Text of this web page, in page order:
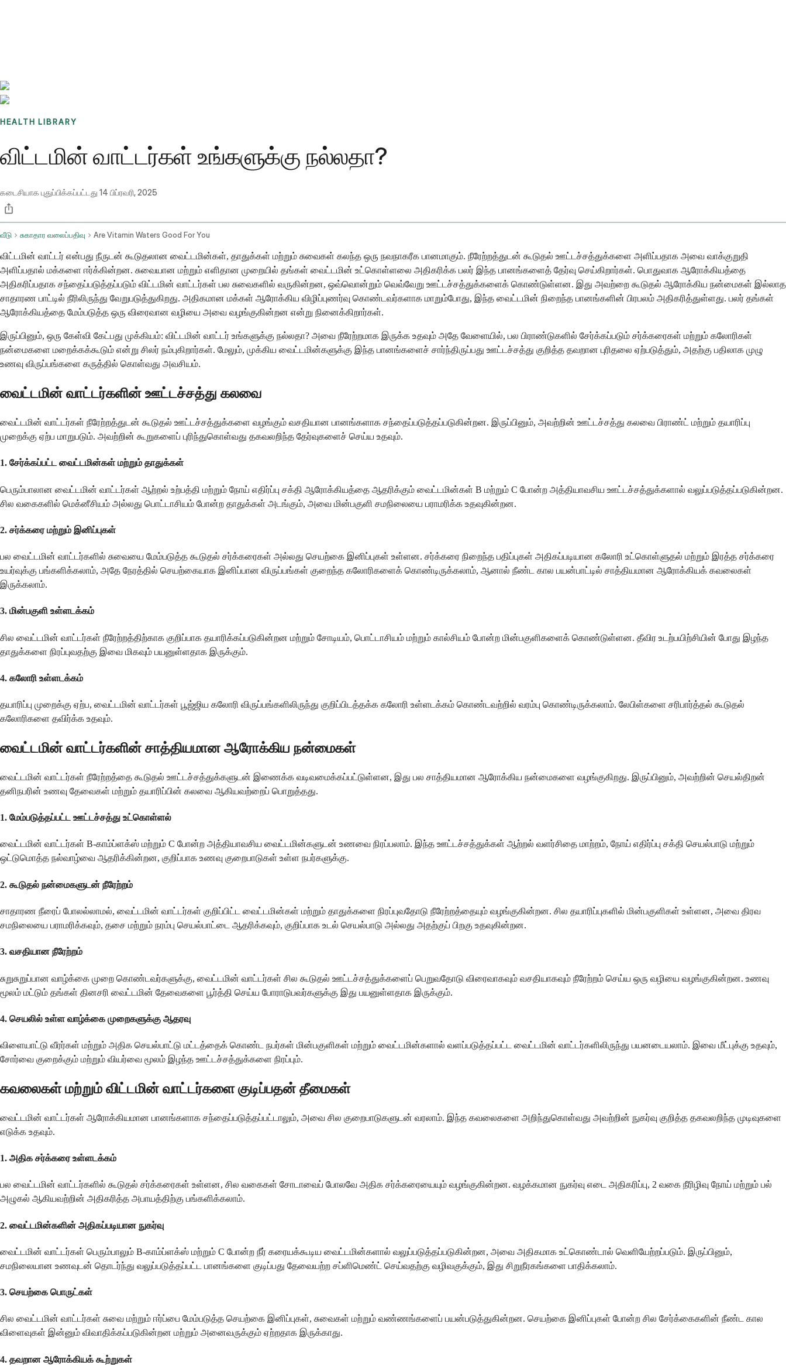
HEALTH LIBRARY
விட்டமின் வாட்டர்கள் உங்களுக்கு நல்லதா?
கடைசியாக புதுப்பிக்கப்பட்டது 14 பிப்ரவரி, 2025
வீடு சுகாதார வலைப்பதிவு Are Vitamin Waters Good For You
விட்டமின் வாட்டர் என்பது நீருடன் கூடுதலான வைட்டமின்கள், தாதுக்கள் மற்றும் சுவைகள் கலந்த ஒரு நவநாகரீக பானமாகும். நீரேற்றத்துடன் கூடுதல் ஊட்டச்சத்துக்களை அளிப்பதாக அவை வாக்குறுதி
அளிப்பதால் மக்களை ஈர்க்கின்றன. சுவையான மற்றும் எளிதான முறையில் தங்கள் வைட்டமின் உட்கொள்ளலை அதிகரிக்க பலர் இந்த பானங்களைத் தேர்வு செய்கிறார்கள். பொதுவாக ஆரோக்கியத்தை
அதிகரிப்பதாக சந்தைப்படுத்தப்படும் விட்டமின் வாட்டர்கள் பல சுவைகளில் வருகின்றன, ஒவ்வொன்றும் வெவ்வேறு ஊட்டச்சத்துக்களைக் கொண்டுள்ளன. இது அவற்றை கூடுதல் ஆரோக்கிய நன்மைகள் இல்லாத
சாதாரண பாட்டில் நீரிலிருந்து வேறுபடுத்துகிறது. அதிகமான மக்கள் ஆரோக்கிய விழிப்புணர்வு கொண்டவர்களாக மாறும்போது, இந்த வைட்டமின் நிறைந்த பானங்களின் பிரபலம் அதிகரித்துள்ளது. பலர் தங்கள்
ஆரோக்கியத்தை மேம்படுத்த ஒரு விரைவான வழியை அவை வழங்குகின்றன என்று நினைக்கிறார்கள்.
இருப்பினும், ஒரு கேள்வி கேட்பது முக்கியம்: விட்டமின் வாட்டர் உங்களுக்கு நல்லதா? அவை நீரேற்றமாக இருக்க உதவும் அதே வேளையில், பல பிராண்டுகளில் சேர்க்கப்படும் சர்க்கரைகள் மற்றும் கலோரிகள்
நன்மைகளை மறைக்கக்கூடும் என்று சிலர் நம்புகிறார்கள். மேலும், முக்கிய வைட்டமின்களுக்கு இந்த பானங்களைச் சார்ந்திருப்பது ஊட்டச்சத்து குறித்த தவறான புரிதலை ஏற்படுத்தும், அதற்கு பதிலாக முழு
உணவு விருப்பங்களை கருத்தில் கொள்வது அவசியம்.
வைட்டமின் வாட்டர்களின் ஊட்டச்சத்து கலவை
வைட்டமின் வாட்டர்கள் நீரேற்றத்துடன் கூடுதல் ஊட்டச்சத்துக்களை வழங்கும் வசதியான பானங்களாக சந்தைப்படுத்தப்படுகின்றன. இருப்பினும், அவற்றின் ஊட்டச்சத்து கலவை பிராண்ட் மற்றும் தயாரிப்பு
முறைக்கு ஏற்ப மாறுபடும். அவற்றின் கூறுகளைப் புரிந்துகொள்வது தகவலறிந்த தேர்வுகளைச் செய்ய உதவும்.
1. சேர்க்கப்பட்ட வைட்டமின்கள் மற்றும் தாதுக்கள்
பெரும்பாலான வைட்டமின் வாட்டர்கள் ஆற்றல் உற்பத்தி மற்றும் நோய் எதிர்ப்பு சக்தி ஆரோக்கியத்தை ஆதரிக்கும் வைட்டமின்கள் B மற்றும் C போன்ற அத்தியாவசிய ஊட்டச்சத்துக்களால் வலுப்படுத்தப்படுகின்றன.
சில வகைகளில் மெக்னீசியம் அல்லது பொட்டாசியம் போன்ற தாதுக்கள் அடங்கும், அவை மின்பகுளி சமநிலையை பராமரிக்க உதவுகின்றன.
2. சர்க்கரை மற்றும் இனிப்புகள்
பல வைட்டமின் வாட்டர்களில் சுவையை மேம்படுத்த கூடுதல் சர்க்கரைகள் அல்லது செயற்கை இனிப்புகள் உள்ளன. சர்க்கரை நிறைந்த பதிப்புகள் அதிகப்படியான கலோரி உட்கொள்ளுதல் மற்றும் இரத்த சர்க்கரை
உயர்வுக்கு பங்களிக்கலாம், அதே நேரத்தில் செயற்கையாக இனிப்பான விருப்பங்கள் குறைந்த கலோரிகளைக் கொண்டிருக்கலாம், ஆனால் நீண்ட கால பயன்பாட்டில் சாத்தியமான ஆரோக்கியக் கவலைகள்
இருக்கலாம்.
3. மின்பகுளி உள்ளடக்கம்
சில வைட்டமின் வாட்டர்கள் நீரேற்றத்திற்காக குறிப்பாக தயாரிக்கப்படுகின்றன மற்றும் சோடியம், பொட்டாசியம் மற்றும் கால்சியம் போன்ற மின்பகுளிகளைக் கொண்டுள்ளன. தீவிர உடற்பயிற்சியின் போது இழந்த
தாதுக்களை நிரப்புவதற்கு இவை மிகவும் பயனுள்ளதாக இருக்கும்.
4. கலோரி உள்ளடக்கம்
தயாரிப்பு முறைக்கு ஏற்ப, வைட்டமின் வாட்டர்கள் பூஜ்ஜிய கலோரி விருப்பங்களிலிருந்து குறிப்பிடத்தக்க கலோரி உள்ளடக்கம் கொண்டவற்றில் வரம்பு கொண்டிருக்கலாம். லேபிள்களை சரிபார்த்தல் கூடுதல்
கலோரிகளை தவிர்க்க உதவும்.
வைட்டமின் வாட்டர்களின் சாத்தியமான ஆரோக்கிய நன்மைகள்
வைட்டமின் வாட்டர்கள் நீரேற்றத்தை கூடுதல் ஊட்டச்சத்துக்களுடன் இணைக்க வடிவமைக்கப்பட்டுள்ளன, இது பல சாத்தியமான ஆரோக்கிய நன்மைகளை வழங்குகிறது. இருப்பினும், அவற்றின் செயல்திறன்
தனிநபரின் உணவு தேவைகள் மற்றும் தயாரிப்பின் கலவை ஆகியவற்றைப் பொறுத்தது.
1. மேம்படுத்தப்பட்ட ஊட்டச்சத்து உட்கொள்ளல்
வைட்டமின் வாட்டர்கள் B-காம்ப்ளக்ஸ் மற்றும் C போன்ற அத்தியாவசிய வைட்டமின்களுடன் உணவை நிரப்பலாம். இந்த ஊட்டச்சத்துக்கள் ஆற்றல் வளர்சிதை மாற்றம், நோய் எதிர்ப்பு சக்தி செயல்பாடு மற்றும்
ஒட்டுமொத்த நல்வாழ்வை ஆதரிக்கின்றன, குறிப்பாக உணவு குறைபாடுகள் உள்ள நபர்களுக்கு.
2. கூடுதல் நன்மைகளுடன் நீரேற்றம்
சாதாரண நீரைப் போலல்லாமல், வைட்டமின் வாட்டர்கள் குறிப்பிட்ட வைட்டமின்கள் மற்றும் தாதுக்களை நிரப்புவதோடு நீரேற்றத்தையும் வழங்குகின்றன. சில தயாரிப்புகளில் மின்பகுளிகள் உள்ளன, அவை திரவ
சமநிலையை பராமரிக்கவும், தசை மற்றும் நரம்பு செயல்பாட்டை ஆதரிக்கவும், குறிப்பாக உடல் செயல்பாடு அல்லது அதற்குப் பிறகு உதவுகின்றன.
3. வசதியான நீரேற்றம்
சுறுசுறுப்பான வாழ்க்கை முறை கொண்டவர்களுக்கு, வைட்டமின் வாட்டர்கள் சில கூடுதல் ஊட்டச்சத்துக்களைப் பெறுவதோடு விரைவாகவும் வசதியாகவும் நீரேற்றம் செய்ய ஒரு வழியை வழங்குகின்றன. உணவு
மூலம் மட்டும் தங்கள் தினசரி வைட்டமின் தேவைகளை பூர்த்தி செய்ய போராடுபவர்களுக்கு இது பயனுள்ளதாக இருக்கும்.
4. செயலில் உள்ள வாழ்க்கை முறைகளுக்கு ஆதரவு
விளையாட்டு வீரர்கள் மற்றும் அதிக செயல்பாட்டு மட்டத்தைக் கொண்ட நபர்கள் மின்பகுளிகள் மற்றும் வைட்டமின்களால் வளப்படுத்தப்பட்ட வைட்டமின் வாட்டர்களிலிருந்து பயனடையலாம். இவை மீட்புக்கு உதவும்,
சோர்வை குறைக்கும் மற்றும் வியர்வை மூலம் இழந்த ஊட்டச்சத்துக்களை நிரப்பும்.
கவலைகள் மற்றும் விட்டமின் வாட்டர்களை குடிப்பதன் தீமைகள்
வைட்டமின் வாட்டர்கள் ஆரோக்கியமான பானங்களாக சந்தைப்படுத்தப்பட்டாலும், அவை சில குறைபாடுகளுடன் வரலாம். இந்த கவலைகளை அறிந்துகொள்வது அவற்றின் நுகர்வு குறித்த தகவலறிந்த முடிவுகளை
எடுக்க உதவும்.
1. அதிக சர்க்கரை உள்ளடக்கம்
பல வைட்டமின் வாட்டர்களில் கூடுதல் சர்க்கரைகள் உள்ளன, சில வகைகள் சோடாவைப் போலவே அதிக சர்க்கரையையும் வழங்குகின்றன. வழக்கமான நுகர்வு எடை அதிகரிப்பு, 2 வகை நீரிழிவு நோய் மற்றும் பல்
அழுகல் ஆகியவற்றின் அதிகரித்த அபாயத்திற்கு பங்களிக்கலாம்.
2. வைட்டமின்களின் அதிகப்படியான நுகர்வு
வைட்டமின் வாட்டர்கள் பெரும்பாலும் B-காம்ப்ளக்ஸ் மற்றும் C போன்ற நீர் கரையக்கூடிய வைட்டமின்களால் வலுப்படுத்தப்படுகின்றன, அவை அதிகமாக உட்கொண்டால் வெளியேற்றப்படும். இருப்பினும்,
சமநிலையான உணவுடன் தொடர்ந்து வலுப்படுத்தப்பட்ட பானங்களை குடிப்பது தேவையற்ற சப்ளிமெண்ட் செய்வதற்கு வழிவகுக்கும், இது சிறுநீரகங்களை பாதிக்கலாம்.
3. செயற்கை பொருட்கள்
சில வைட்டமின் வாட்டர்கள் சுவை மற்றும் ஈர்ப்பை மேம்படுத்த செயற்கை இனிப்புகள், சுவைகள் மற்றும் வண்ணங்களைப் பயன்படுத்துகின்றன. செயற்கை இனிப்புகள் போன்ற சில சேர்க்கைகளின் நீண்ட கால
விளைவுகள் இன்னும் விவாதிக்கப்படுகின்றன மற்றும் அனைவருக்கும் ஏற்றதாக இருக்காது.
4. தவறான ஆரோக்கியக் கூற்றுகள்